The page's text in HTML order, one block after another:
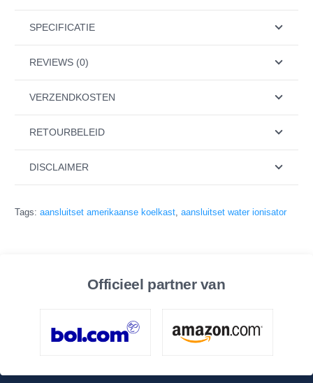
SPECIFICATIE
REVIEWS (0)
VERZENDKOSTEN
RETOURBELEID
DISCLAIMER
Tags: aansluitset amerikaanse koelkast, aansluitset water ionisator
Officieel partner van